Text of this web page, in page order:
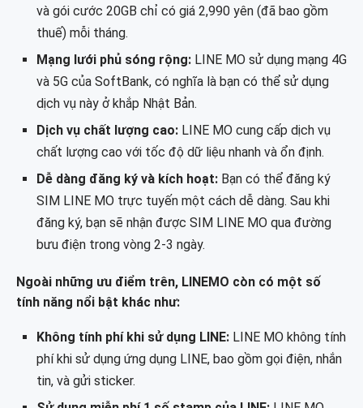
và gói cước 20GB chỉ có giá 2,990 yên (đã bao gồm
thuế) mỗi tháng.
Mạng lưới phủ sóng rộng: LINE MO sử dụng mạng 4G
và 5G của SoftBank, có nghĩa là bạn có thể sử dụng
dịch vụ này ở khắp Nhật Bản.
Dịch vụ chất lượng cao: LINE MO cung cấp dịch vụ
chất lượng cao với tốc độ dữ liệu nhanh và ổn định.
Dễ dàng đăng ký và kích hoạt: Bạn có thể đăng ký
SIM LINE MO trực tuyến một cách dễ dàng. Sau khi
đăng ký, bạn sẽ nhận được SIM LINE MO qua đường
bưu điện trong vòng 2-3 ngày.
Ngoài những ưu điểm trên, LINEMO còn có một số
tính năng nổi bật khác như:
Không tính phí khi sử dụng LINE: LINE MO không tính
phí khi sử dụng ứng dụng LINE, bao gồm gọi điện, nhắn
tin, và gửi sticker.